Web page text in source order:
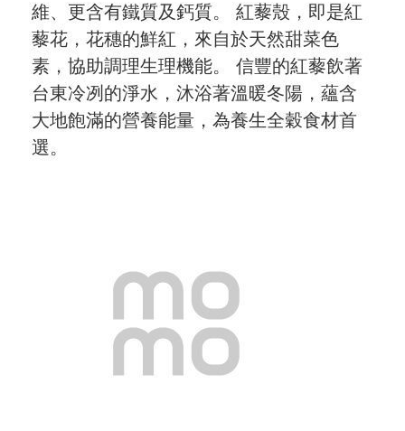
最新飯團 14
Blog
會員服務
社群
Instagram
維、更含有鐵質及鈣質。 紅藜殼，即是紅
藜花，花穗的鮮紅，來自於天然甜菜色
素，協助調理生理機能。 信豐的紅藜飲著
台東冷冽的淨水，沐浴著溫暖冬陽，蘊含
大地飽滿的營養能量，為養生全穀食材首
選。